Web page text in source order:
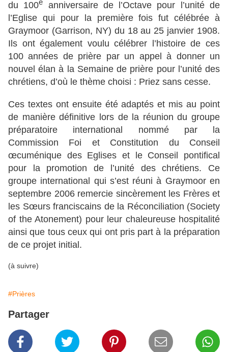
du 100e
anniversaire de l’Octave pour l’unité de
l’Eglise qui pour la première fois fut célébrée à
Graymoor (Garrison, NY) du 18 au 25 janvier 1908.
Ils ont également voulu célébrer l’histoire de ces
100 années de prière par un appel à donner un
nouvel élan à la Semaine de prière pour l’unité des
chrétiens, d’où le thème choisi : Priez sans cesse.
Ces textes ont ensuite été adaptés et mis au point
de manière définitive lors de la réunion du groupe
préparatoire international nommé par la
Commission Foi et Constitution du Conseil
œcuménique des Eglises et le Conseil pontifical
pour la promotion de l’unité des chrétiens. Ce
groupe international qui s’est réuni à Graymoor en
septembre 2006 remercie sincèrement les Frères et
les Sœurs franciscains de la Réconciliation (Society
of the Atonement) pour leur chaleureuse hospitalité
ainsi que tous ceux qui ont pris part à la préparation
de ce projet initial.
(à suivre)
#Prières
Partager